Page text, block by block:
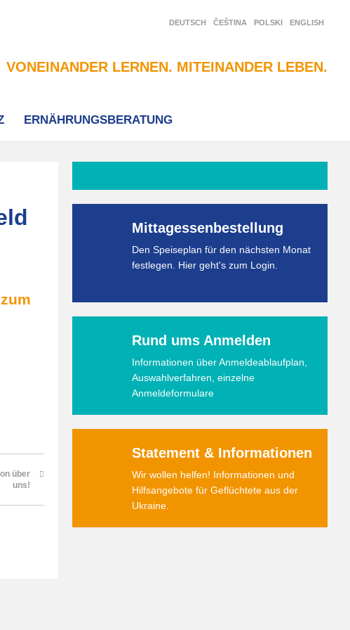
DEUTSCH ČEŠTINA POLSKI ENGLISH
VONEINANDER LERNEN. MITEINANDER LEBEN.
ERNÄHRUNGSBERATUNG
über
uns!
Mittagessenbestellung
Den Speiseplan für den nächsten Monat
festlegen. Hier geht's zum Login.
Rund ums Anmelden
Informationen über Anmeldeablaufplan,
Auswahlverfahren, einzelne
Anmeldeformulare
Statement & Informationen
Wir wollen helfen! Informationen und
Hilfsangebote für Geflüchtete aus der
Ukraine.